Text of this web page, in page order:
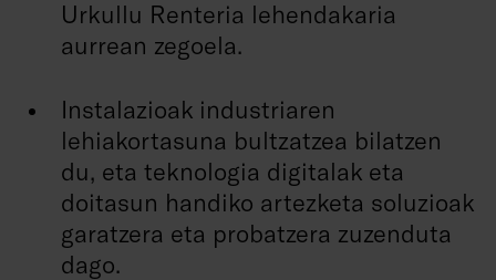
Urkullu Renteria lehendakaria
aurrean zegoela.
Instalazioak industriaren
lehiakortasuna bultzatzea bilatzen
du, eta teknologia digitalak eta
doitasun handiko artezketa soluzioak
garatzera eta probatzera zuzenduta
dago.